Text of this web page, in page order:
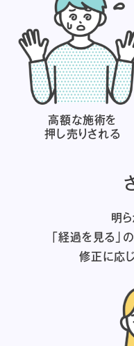
高額な施術を
押し売りされる
明
「経過を見る
修正に応